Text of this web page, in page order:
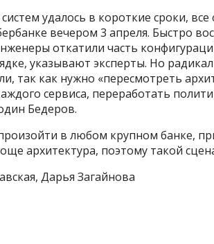
удалось в короткие сроки,
вечером 3 апреля. Быстро
откатили часть
указывают эксперты. Но
так как нужно «пересмотреть
сервиса, переработать
Бедеров.
в любом крупном банке,
архитектура, поэтому такой
Дарья Загайнова